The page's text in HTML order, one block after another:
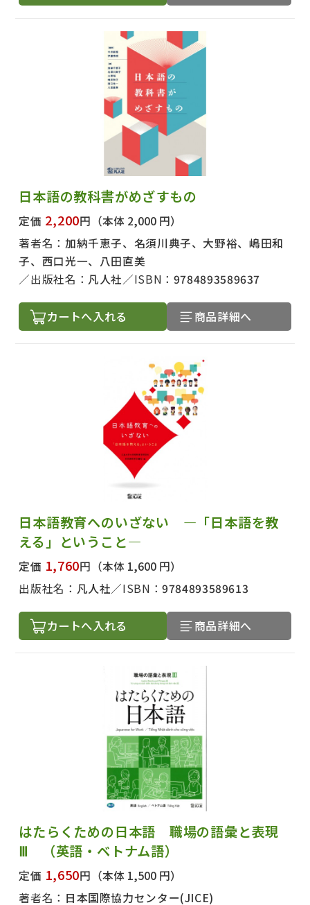
日本語の教科書がめざすもの
定価 2,200円 （本体 2,000 円）
著者名： 加納千恵子、名須川典子、大野裕、嶋田和
子、西口光一、八田直美
出版社名： 凡人社 ISBN： 9784893589637
カートへ入れる 商品詳細へ
日本語教育へのいざない ―「日本語を教
える」ということ―
定価 1,760円 （本体 1,600 円）
出版社名： 凡人社 ISBN：9784893589613
カートへ入れる 商品詳細へ
はたらくための日本語 職場の語彙と表現
Ⅲ （英語・ベトナム語）
定価 1,650円 （本体 1,500 円）
著者名： 日本国際協力センター(JICE)